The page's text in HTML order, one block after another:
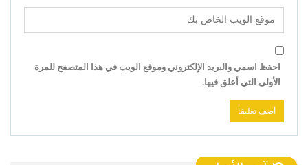
احفظ اسمي والبريد الإلكتروني وموقع الويب في هذا المتصفح للمرة
الأولى التي أعلق فيها.